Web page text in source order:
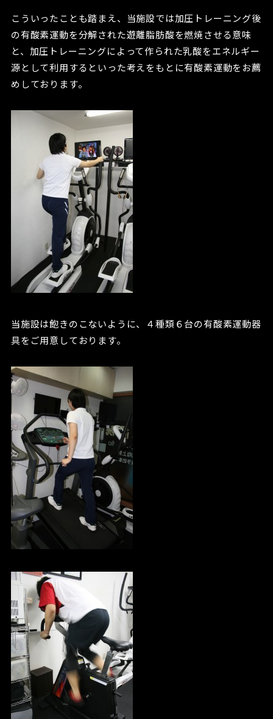
こういったことも踏まえ、当施設では加圧トレーニング後
の有酸素運動を分解された遊離脂肪酸を燃焼させる意味
と、加圧トレーニングによって作られた乳酸をエネルギー
源として利用するといった考えをもとに有酸素運動をお薦
めしております。
当施設は飽きのこないように、４種類６台の有酸素運動器
具をご用意しております。